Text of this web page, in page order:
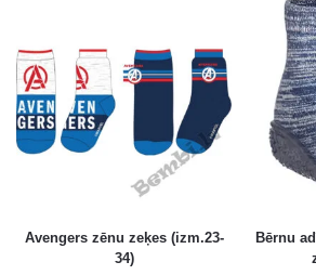
Avengers zēnu zeķes (izm.23-
34)
Bērnu